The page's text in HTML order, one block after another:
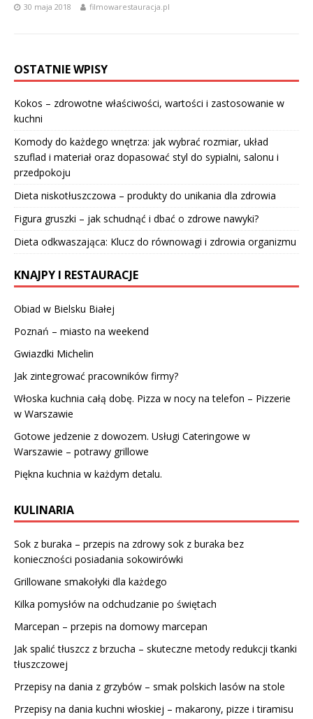
30 maja 2018 filmowarestauracja.pl
OSTATNIE WPISY
Kokos – zdrowotne właściwości, wartości i zastosowanie w
kuchni
Komody do każdego wnętrza: jak wybrać rozmiar, układ
szuflad i materiał oraz dopasować styl do sypialni, salonu i
przedpokoju
Dieta niskotłuszczowa – produkty do unikania dla zdrowia
Figura gruszki – jak schudnąć i dbać o zdrowe nawyki?
Dieta odkwaszająca: Klucz do równowagi i zdrowia organizmu
KNAJPY I RESTAURACJE
Obiad w Bielsku Białej
Poznań – miasto na weekend
Gwiazdki Michelin
Jak zintegrować pracowników firmy?
Włoska kuchnia całą dobę. Pizza w nocy na telefon – Pizzerie
w Warszawie
Gotowe jedzenie z dowozem. Usługi Cateringowe w
Warszawie – potrawy grillowe
Piękna kuchnia w każdym detalu.
KULINARIA
Sok z buraka – przepis na zdrowy sok z buraka bez
konieczności posiadania sokowirówki
Grillowane smakołyki dla każdego
Kilka pomysłów na odchudzanie po świętach
Marcepan – przepis na domowy marcepan
Jak spalić tłuszcz z brzucha – skuteczne metody redukcji tkanki
tłuszczowej
Przepisy na dania z grzybów – smak polskich lasów na stole
Przepisy na dania kuchni włoskiej – makarony, pizze i tiramisu